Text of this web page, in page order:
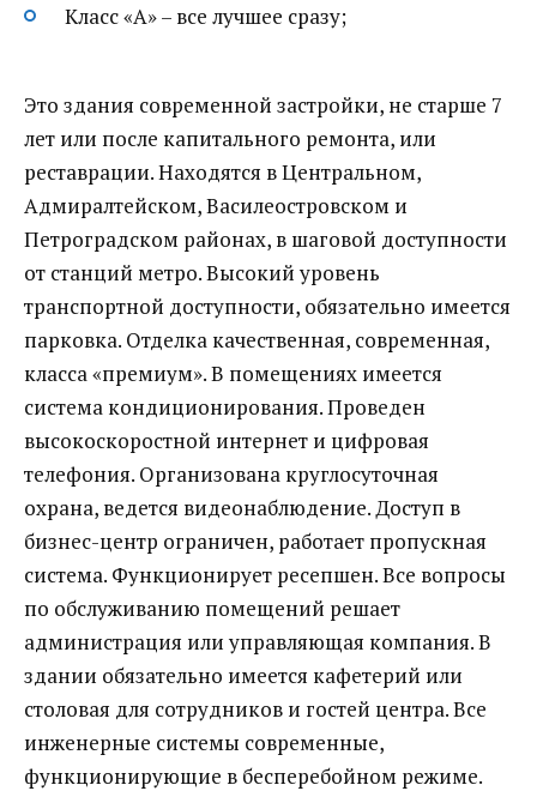
Класс «А» – все лучшее сразу;
Это здания современной застройки, не старше 7
лет или после капитального ремонта, или
реставрации. Находятся в Центральном,
Адмиралтейском, Василеостровском и
Петроградском районах, в шаговой доступности
от станций метро. Высокий уровень
транспортной доступности, обязательно имеется
парковка. Отделка качественная, современная,
класса «премиум». В помещениях имеется
система кондиционирования. Проведен
высокоскоростной интернет и цифровая
телефония. Организована круглосуточная
охрана, ведется видеонаблюдение. Доступ в
бизнес-центр ограничен, работает пропускная
система. Функционирует ресепшен. Все вопросы
по обслуживанию помещений решает
администрация или управляющая компания. В
здании обязательно имеется кафетерий или
столовая для сотрудников и гостей центра. Все
инженерные системы современные,
функционирующие в бесперебойном режиме.